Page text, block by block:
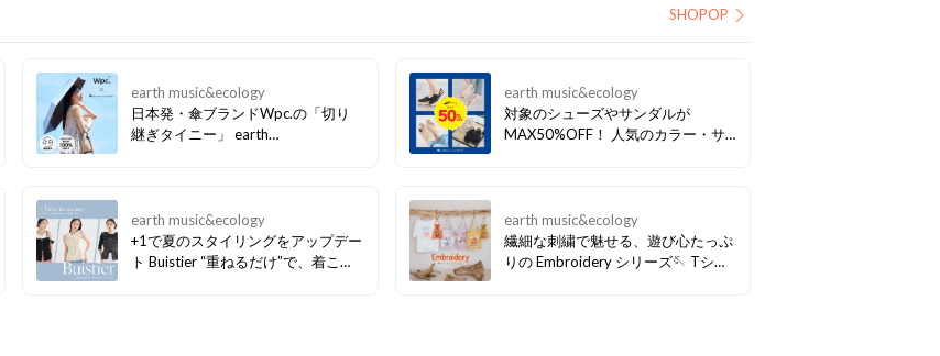
SHOPOP
earth music&ecology
日本発・傘ブランドWpc.の「切り
継ぎタイニー」 earth
earth music&ecology
対象のシューズやサンダルが
MAX50%OFF！ 人気のカラー・サ
earth music&ecology
+1で夏のスタイリングをアップデー
ト Buistier “重ねるだけ”で、着こな
earth music&ecology
繊細な刺繍で魅せる、遊び心たっぷ
りの Embroidery シリーズ🪡 Tシャ